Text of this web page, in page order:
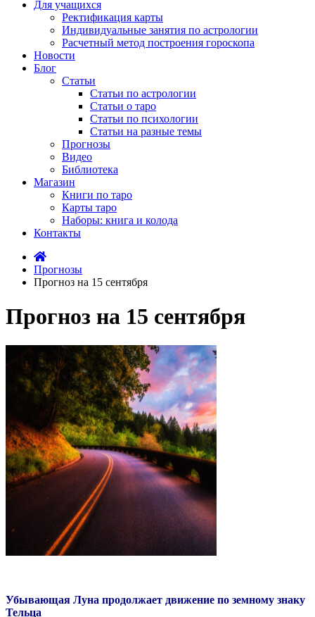
Для учащихся
Ректификация карты
Индивидуальные занятия по астрологии
Расчетный метод построения гороскопа
Новости
Блог
Статьи
Статьи по астрологии
Статьи о таро
Статьи по психологии
Статьи на разные темы
Прогнозы
Видео
Библиотека
Магазин
Книги по таро
Карты таро
Наборы: книга и колода
Контакты
Прогнозы
Прогноз на 15 сентября
Прогноз на 15 сентября
Убывающая Луна продолжает движение по земному знаку
Тельца